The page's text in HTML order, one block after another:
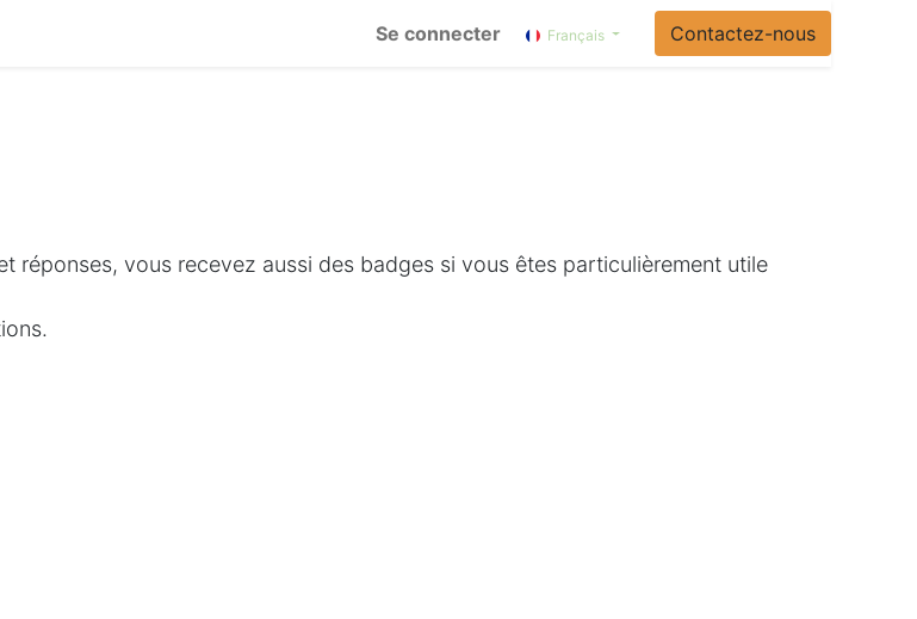
Se connecter Français Contactez-nous
réponses, vous recevez aussi des badges si vous êtes particulièrement utile